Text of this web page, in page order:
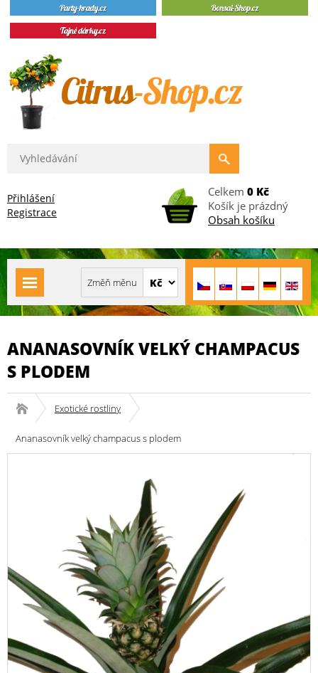
Přihlášení
Registrace
Celkem 0 Kč
Košík je prázdný
Obsah košíku
ANANASOVNÍK VELKÝ CHAMPACUS
S PLODEM
Exotické rostliny
Ananasovník velký champacus s plodem